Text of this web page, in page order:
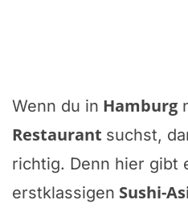
Wenn du in Hamburg
Restaurant suchst,
richtig. Denn hier gibt
erstklassigen Sushi-